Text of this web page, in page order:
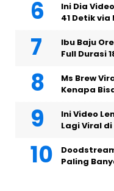
Ini Dia
41 Detik
Ibu Baju
Full Durasi
Ms Brew
Kenapa
Ini Video
Lagi Viral
Paling